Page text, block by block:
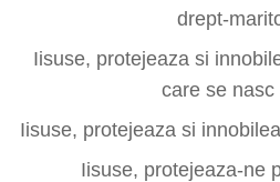
drept-
Iisuse, protejeaza si
care se nasc
Iisuse, protejeaza si
Iisuse, protejeaza-ne